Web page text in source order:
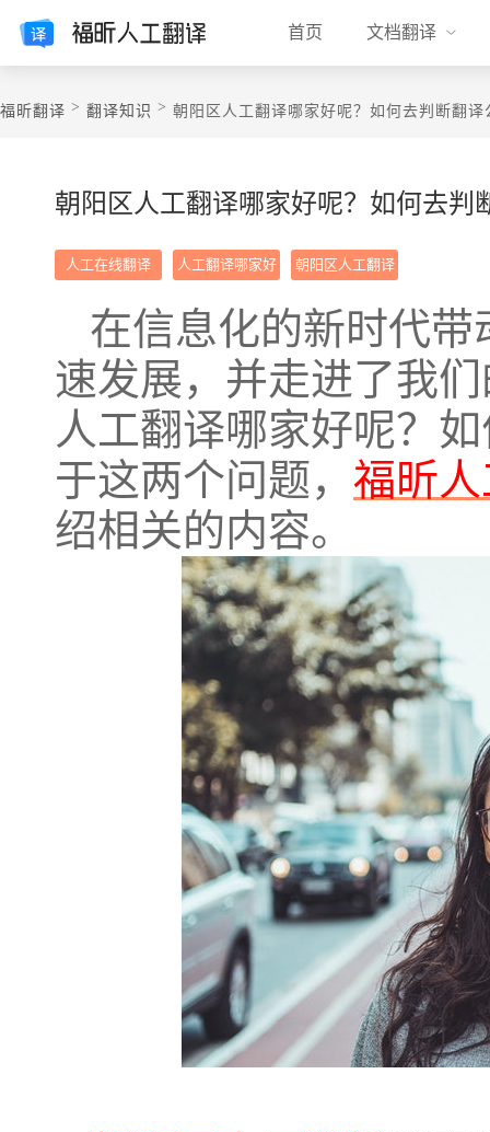
首页 文档翻译
福昕翻译 > 翻译知识 > 朝阳区人工翻译哪家好呢？如何去判断翻译
朝阳区人工翻译哪家好呢？如何去判
人工在线翻译 人工翻译哪家好 朝阳区人工翻译
在信息化的新时代
速发展，并走进了我
人工翻译哪家好呢？
于这两个问题， 福昕
绍相关的内容。